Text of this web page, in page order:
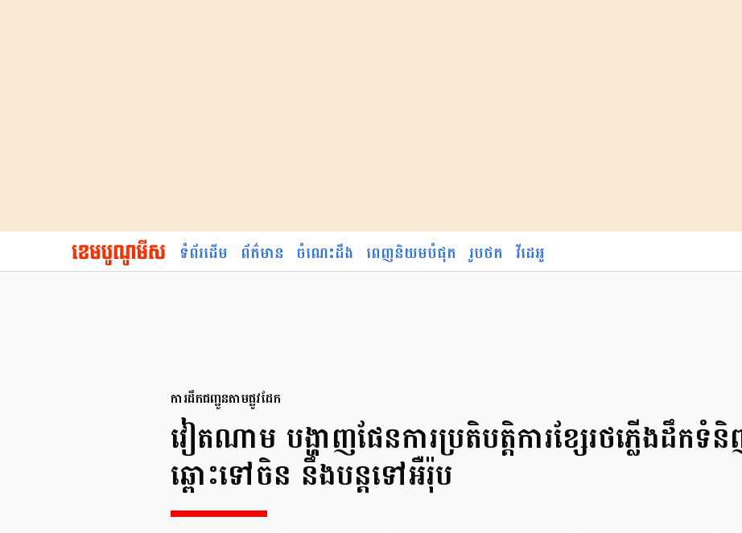
ទំព័រដើម ព័ត៌មាន ចំណេះដឹង ពេញនិយមបំផុត រូបថត វីដេអូ
ការដឹកជញ្ជូន​តាមផ្លូវដែក
វៀតណាម បង្ហាញផែនការប្រតិបត្តិការខ្សែរថភ្លើងដឹ
ឆ្ពោះទៅចិន នឹងបន្ដទៅអឺរ៉ុប